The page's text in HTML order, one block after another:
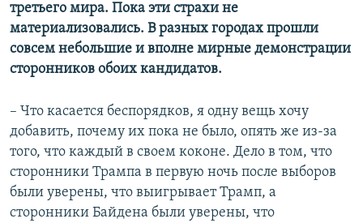
третьего мира. Пока эти страхи не
материализовались. В разных городах прошли
совсем небольшие и вполне мирные демонстрации
сторонников обоих кандидатов.
– Что касается беспорядков, я одну вещь хочу
добавить, почему их пока не было, опять же из-за
того, что каждый в своем коконе. Дело в том, что
сторонники Трампа в первую ночь после выборов
были уверены, что выигрывает Трамп, а
сторонники Байдена были уверены, что